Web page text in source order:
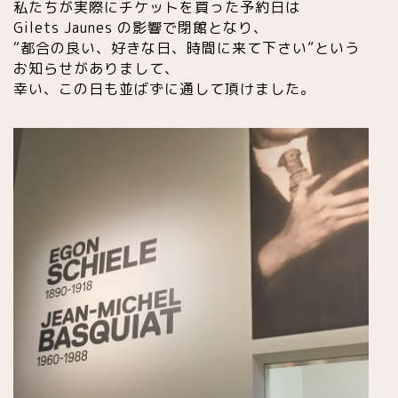
私たちが実際にチケットを買った予約日は
Gilets Jaunes の影響で閉館となり、
“都合の良い、好きな日、時間に来て下さい”という
お知らせがありまして、
幸い、この日も並ばずに通して頂けました。